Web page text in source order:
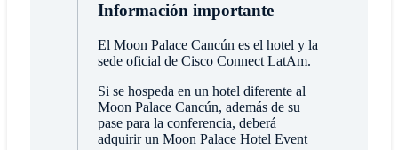
Información importante
El Moon Palace Cancún es el hotel y la
sede oficial de Cisco Connect LatAm.
Si se hospeda en un hotel diferente al
Moon Palace Cancún, además de su
pase para la conferencia, deberá
adquirir un Moon Palace Hotel Event